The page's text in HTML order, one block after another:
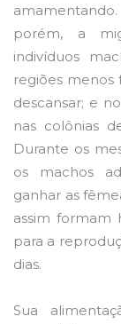
porém, a
indivíduos
regiões menos
descansar; e
nas colônias
Durante os
os machos
ganhar as
assim formam
para a
dias.
Sua